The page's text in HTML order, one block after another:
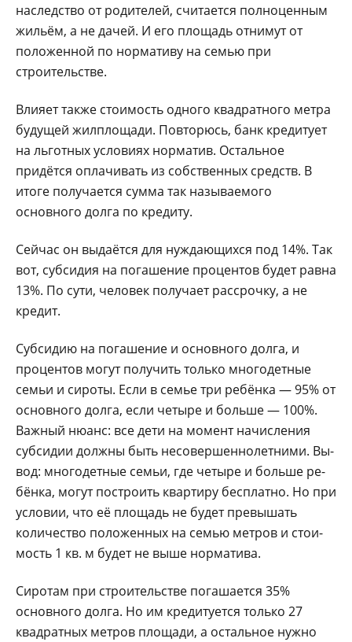
наследство от родителей, считается полноценным
жильём, а не дачей. И его площадь отнимут от
поло­женной по нормативу на семью при
строительстве.
Влияет также стои­мость одного квадратно­го метра
будущей жил­площади. Повторюсь, банк кредитует
на льгот­ных условиях норматив. Остальное
придётся опла­чивать из собственных средств. В
итоге получа­ется сумма так называе­мого
основного долга по кредиту.
Сейчас он выдаётся для нуждающихся под 14%. Так
вот, субсидия на погашение процентов будет равна
13%. По су­ти, человек получает рас­срочку, а не
кредит.
Субсидию на погаше­ние и основного долга, и
процентов могут по­лучить только многодет­ные
семьи и сироты. Ес­ли в семье три ребён­ка — 95% от
основно­го долга, если четыре и больше — 100%.
Важ­ный нюанс: все дети на момент начисления
суб­сидии должны быть не­совершеннолетними. Вы­
вод: многодетные семьи, где четыре и больше ре­
бёнка, могут построить квартиру бесплатно. Но при
условии, что её пло­щадь не будет превышать
количество положенных на семью метров и стои­
мость 1 кв. м будет не вы­ше норматива.
Сиротам при строи­тельстве погашается 35%
основного долга. Но им кредитуется только 27
квадратных метров пло­щади, а остальное нужно